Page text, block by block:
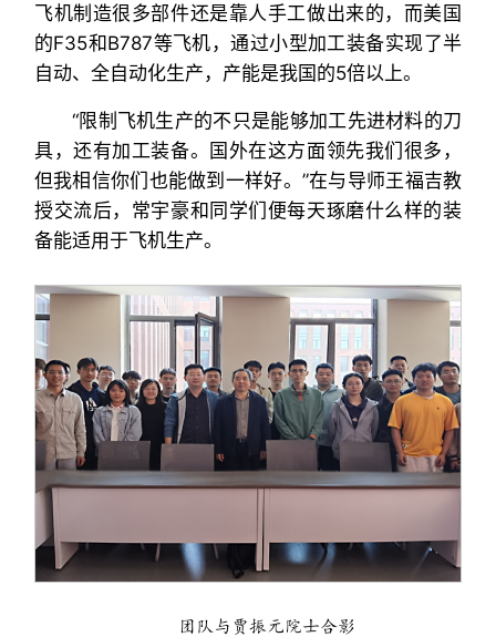
飞机制造很多部件还是靠人手工做出来的，而美国
的F35和B787等飞机，通过小型加工装备实现了半
自动、全自动化生产，产能是我国的5倍以上。
“限制飞机生产的不只是能够加工先进材料的刀
具，还有加工装备。国外在这方面领先我们很多，
但我相信你们也能做到一样好。”在与导师王福吉教
授交流后，常宇豪和同学们便每天琢磨什么样的装
备能适用于飞机生产。
团队与贾振元院士合影